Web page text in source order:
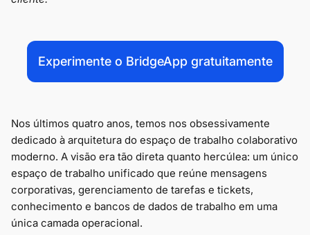
Experimente o BridgeApp gratuitamente
Nos últimos quatro anos, temos nos obsessivamente
dedicado à arquitetura do espaço de trabalho colaborativo
moderno. A visão era tão direta quanto hercúlea: um único
espaço de trabalho unificado que reúne mensagens
corporativas, gerenciamento de tarefas e tickets,
conhecimento e bancos de dados de trabalho em uma
única camada operacional.